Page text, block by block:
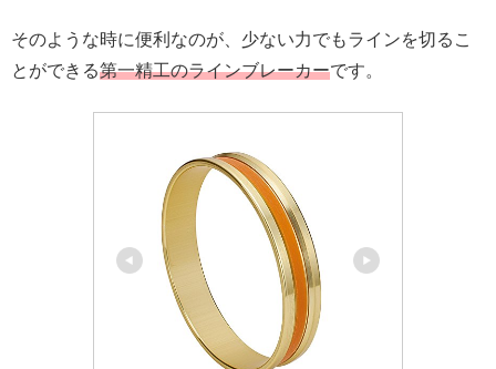
そのような時に便利なのが、少ない力でもラインを切るこ
とができる第一精工のラインブレーカーです。